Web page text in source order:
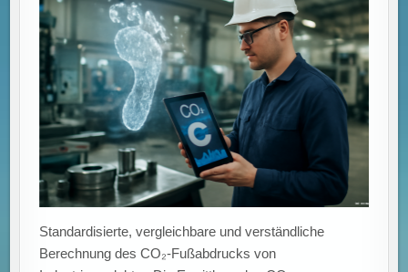
Standardisierte, vergleichbare und verständliche
Berechnung des CO₂-Fußabdrucks von